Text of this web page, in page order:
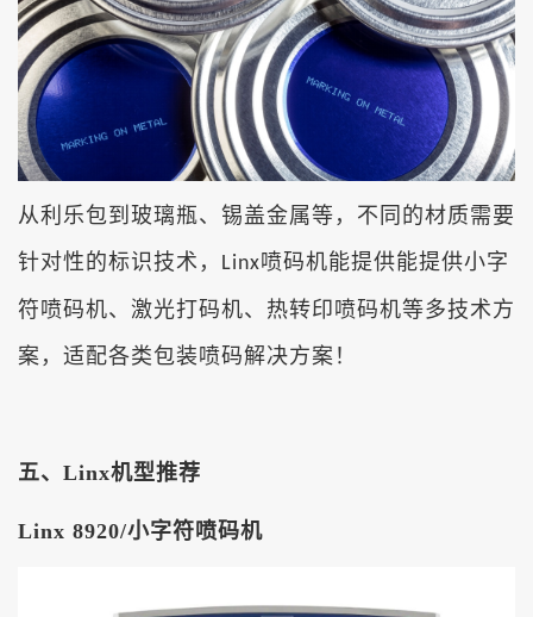
从利乐包到玻璃瓶、锡盖金属等，不同的材质需要
针对性的标识技术， Linx喷码机能提供能提供小字
符喷码机、激光打码机、热转印喷码机等多技术方
案，适配各类包装喷码解决方案！
五、Linx机型推荐
Linx 8920/小字符喷码机